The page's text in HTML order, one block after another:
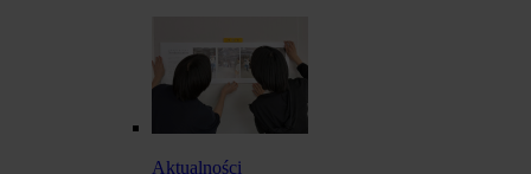
Aktualności